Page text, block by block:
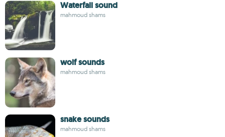
Waterfall sound
mahmoud shams
wolf sounds
mahmoud shams
snake sounds
mahmoud shams